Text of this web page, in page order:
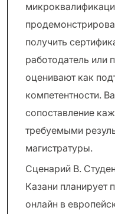
получить
работодатель или
оценивают как
компетентности.
сопоставление
требуемыми
магистратуры.
Сценарий B.
Казани планирует
онлайн в